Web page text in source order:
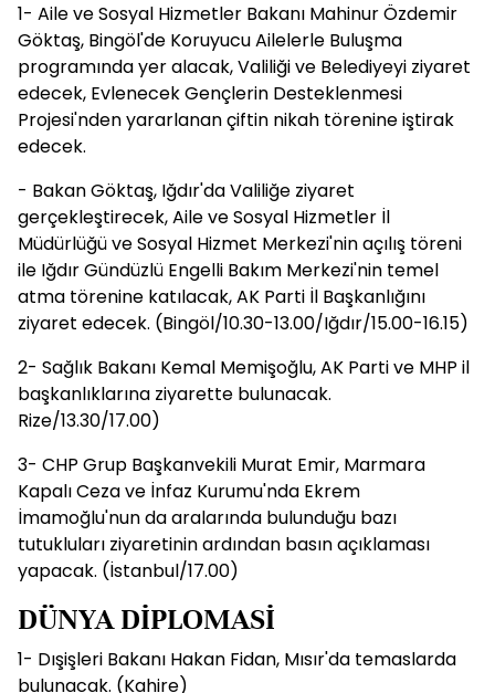
1- Aile ve Sosyal Hizmetler Bakanı Mahinur Özdemir
Göktaş, Bingöl'de Koruyucu Ailelerle Buluşma
programında yer alacak, Valiliği ve Belediyeyi ziyaret
edecek, Evlenecek Gençlerin Desteklenmesi
Projesi'nden yararlanan çiftin nikah törenine iştirak
edecek.
- Bakan Göktaş, Iğdır'da Valiliğe ziyaret
gerçekleştirecek, Aile ve Sosyal Hizmetler İl
Müdürlüğü ve Sosyal Hizmet Merkezi'nin açılış töreni
ile Iğdır Gündüzlü Engelli Bakım Merkezi'nin temel
atma törenine katılacak, AK Parti İl Başkanlığını
ziyaret edecek. (Bingöl/10.30-13.00/Iğdır/15.00-16.15)
2- Sağlık Bakanı Kemal Memişoğlu, AK Parti ve MHP il
başkanlıklarına ziyarette bulunacak.
Rize/13.30/17.00)
3- CHP Grup Başkanvekili Murat Emir, Marmara
Kapalı Ceza ve İnfaz Kurumu'nda Ekrem
İmamoğlu'nun da aralarında bulunduğu bazı
tutukluları ziyaretinin ardından basın açıklaması
yapacak. (İstanbul/17.00)
DÜNYA DİPLOMASİ
1- Dışişleri Bakanı Hakan Fidan, Mısır'da temaslarda
bulunacak. (Kahire)